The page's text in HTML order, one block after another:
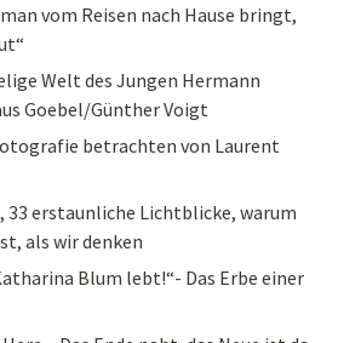
man vom Reisen nach Hause bringt,
Welt des Jungen Hermann
Goebel/Günther Voigt
betrachten von Laurent
33 erstaunliche Lichtblicke, warum
als wir denken
Blum lebt!“- Das Erbe einer